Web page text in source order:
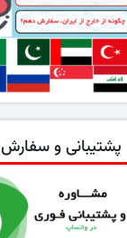
پشتیبانی و سفارش